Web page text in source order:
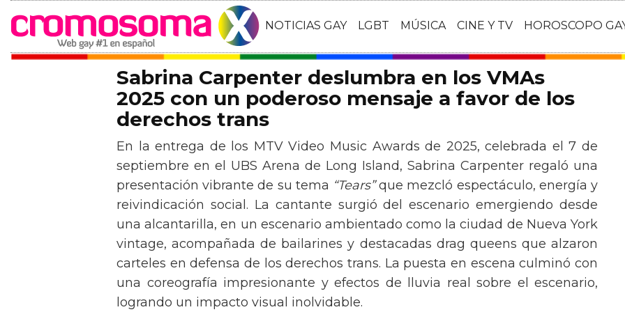
NOTICIAS GAY LGBT MÚSICA CINE Y TV HOROSCOPO
Sabrina Carpenter deslumbra en los VMAs
2025 con un poderoso mensaje a favor de los
derechos trans
En la entrega de los MTV Video Music Awards de 2025, celebrada el 7 de
septiembre en el UBS Arena de Long Island, Sabrina Carpenter regaló una
presentación vibrante de su tema “Tears”que mezcló espectáculo, energía y
reivindicación social. La cantante surgió del escenario emergiendo desde
una alcantarilla, en un escenario ambientado como la ciudad de Nueva York
vintage, acompañada de bailarines y destacadas drag queens que alzaron
carteles en defensa de los derechos trans. La puesta en escena culminó con
una coreografía impresionante y efectos de lluvia real sobre el escenario,
logrando un impacto visual inolvidable.